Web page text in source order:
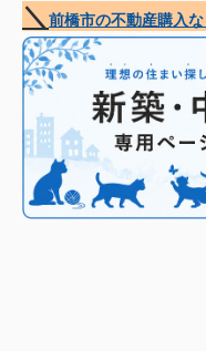
＼ 前橋市の不動産購入な